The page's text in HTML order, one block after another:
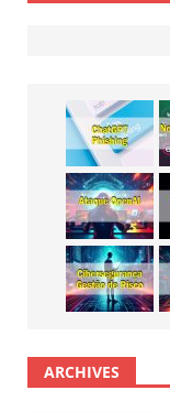
ARCHIVES